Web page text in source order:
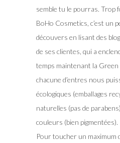
semble tu le pourras. Trop
BoHo Cosmetics, c’est un
découvers en lisant des
de ses clientes, qui a
temps maintenant la
chacune d’entres nous
écologiques (emballages
naturelles (pas de
couleurs (bien pigmentées).
Pour toucher un maximum